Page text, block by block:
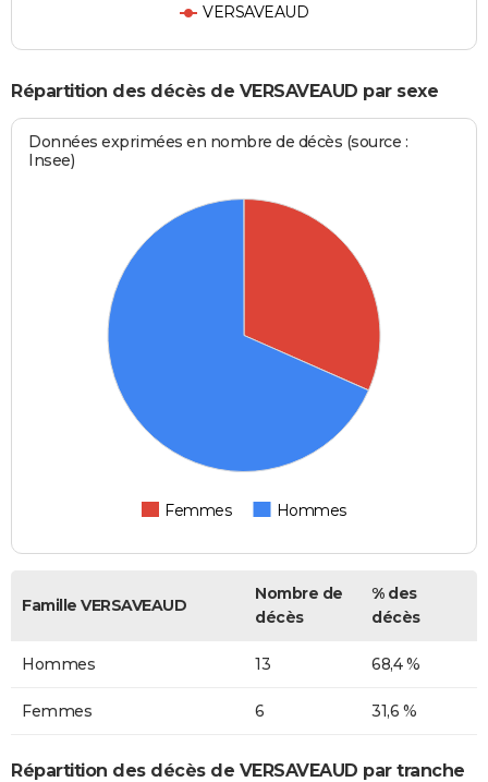
VERSAVEAUD
Répartition des décès de VERSAVEAUD par sexe
Données exprimées en nombre de décès (source :
Insee)
Femmes Hommes
Famille VERSAVEAUD
Nombre de
décès
% des
décès
Hommes 13 68,4 %
Femmes 6 31,6 %
Répartition des décès de VERSAVEAUD par tranche